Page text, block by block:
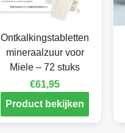
Ontkalkingstabletten
mineraalzuur voor
Miele – 72 stuks
€61,95
Product bekijken